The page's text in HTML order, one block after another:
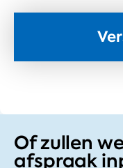
Of zullen
afspraak